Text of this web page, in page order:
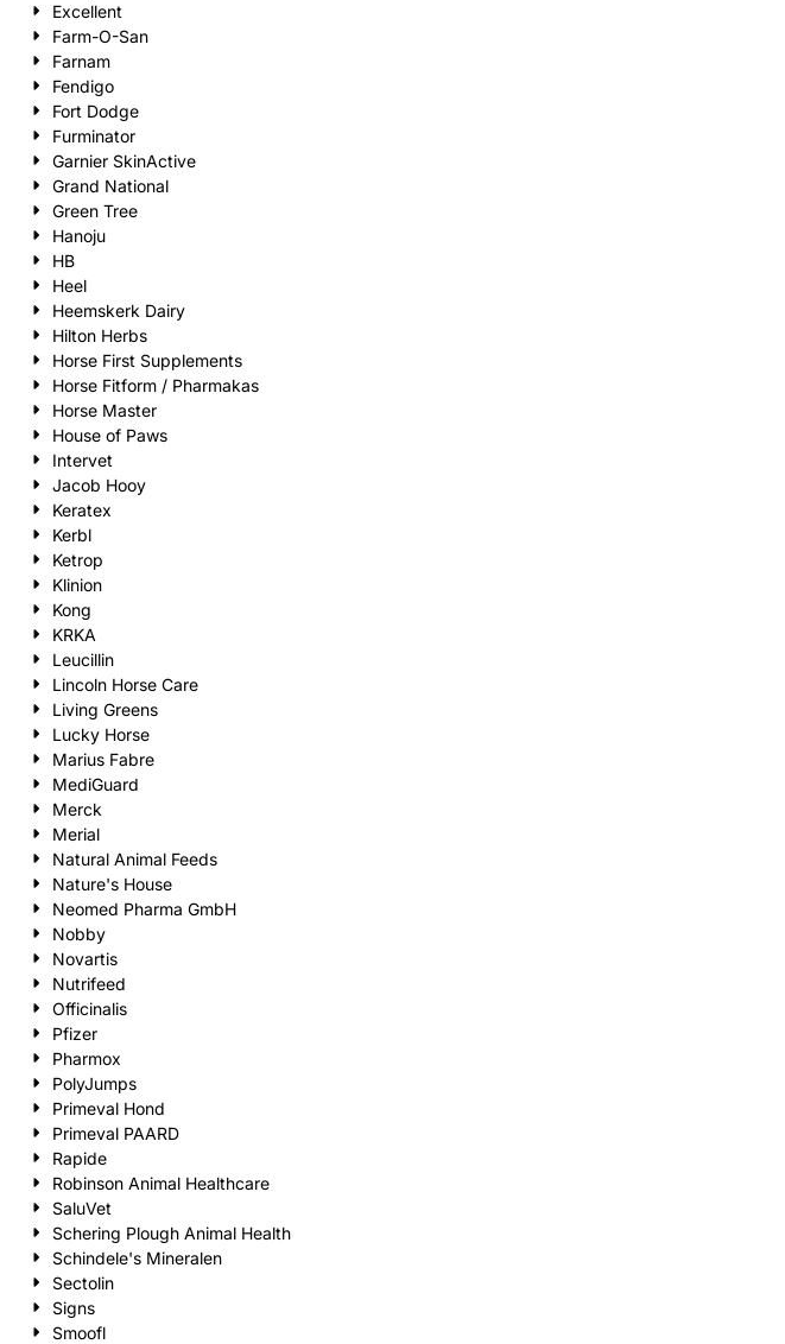
Excellent
Farm-O-San
Farnam
Fendigo
Fort Dodge
Furminator
Garnier SkinActive
Grand National
Green Tree
Hanoju
HB
Heel
Heemskerk Dairy
Hilton Herbs
Horse First Supplements
Horse Fitform / Pharmakas
Horse Master
House of Paws
Intervet
Jacob Hooy
Keratex
Kerbl
Ketrop
Klinion
Kong
KRKA
Leucillin
Lincoln Horse Care
Living Greens
Lucky Horse
Marius Fabre
MediGuard
Merck
Merial
Natural Animal Feeds
Nature's House
Neomed Pharma GmbH
Nobby
Novartis
Nutrifeed
Officinalis
Pfizer
Pharmox
PolyJumps
Primeval Hond
Primeval PAARD
Rapide
Robinson Animal Healthcare
SaluVet
Schering Plough Animal Health
Schindele's Mineralen
Sectolin
Signs
Smoofl